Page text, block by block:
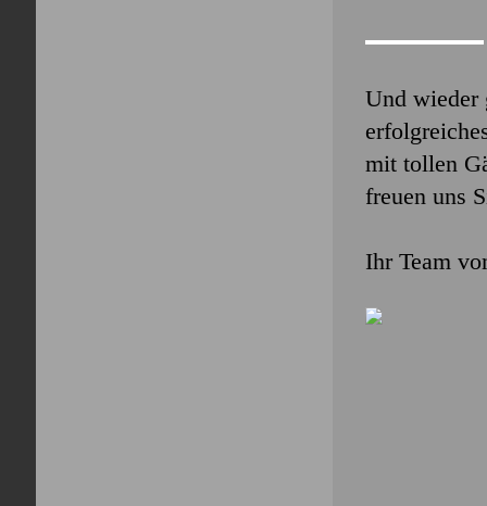
Und wieder
mit tollen
freuen uns
Ihr Team